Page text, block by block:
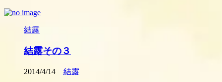
結露
結露その３
2014/4/14 結露